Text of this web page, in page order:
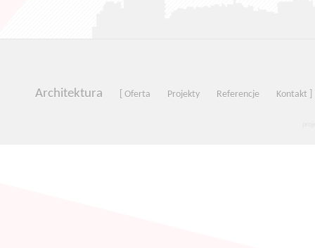
Architektura [ Oferta Projekty Referencje Kontakt ]